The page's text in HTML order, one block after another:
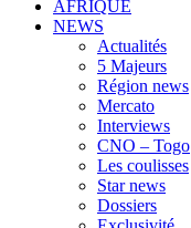
AFRIQUE
NEWS
Actualités
5 Majeurs
Région news
Mercato
Interviews
CNO – Togo
Les coulisses
Star news
Dossiers